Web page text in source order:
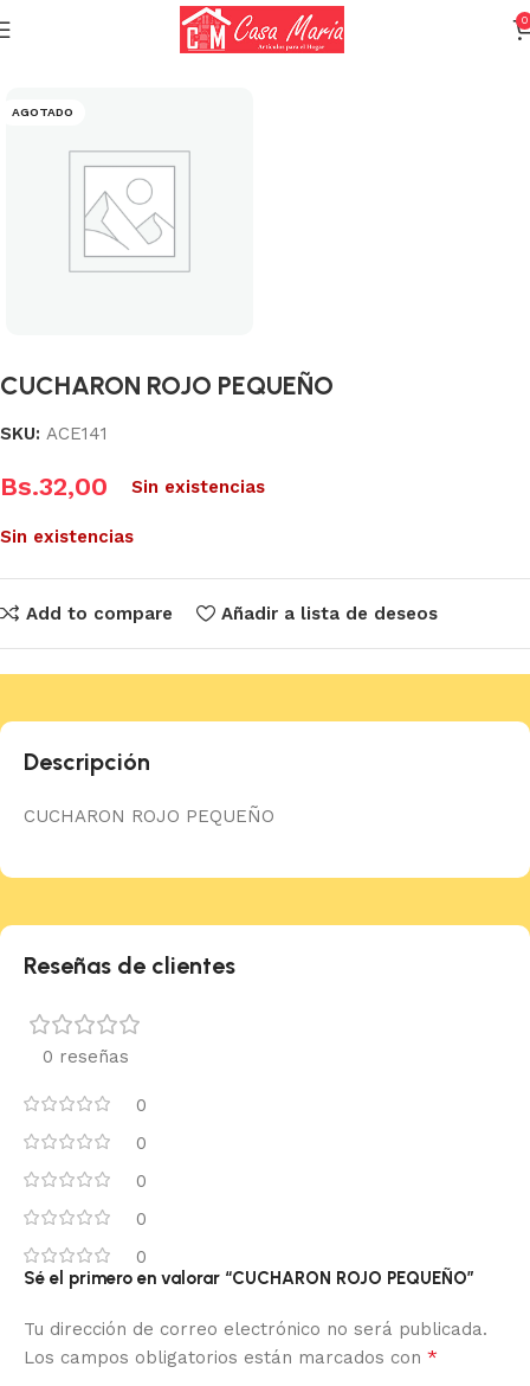
0
Varios (Menaje)
AGOTADO
CUCHARON ROJO PEQUEÑO
SKU: ACE141
Bs.32,00 Sin existencias
Sin existencias
Add to compare Añadir a lista de deseos
Descripción
CUCHARON ROJO PEQUEÑO
Reseñas de clientes
0 reseñas
0
0
0
0
0
Sé el primero en valorar “CUCHARON ROJO PEQUEÑO”
Tu dirección de correo electrónico no será publicada.
Los campos obligatorios están marcados con *